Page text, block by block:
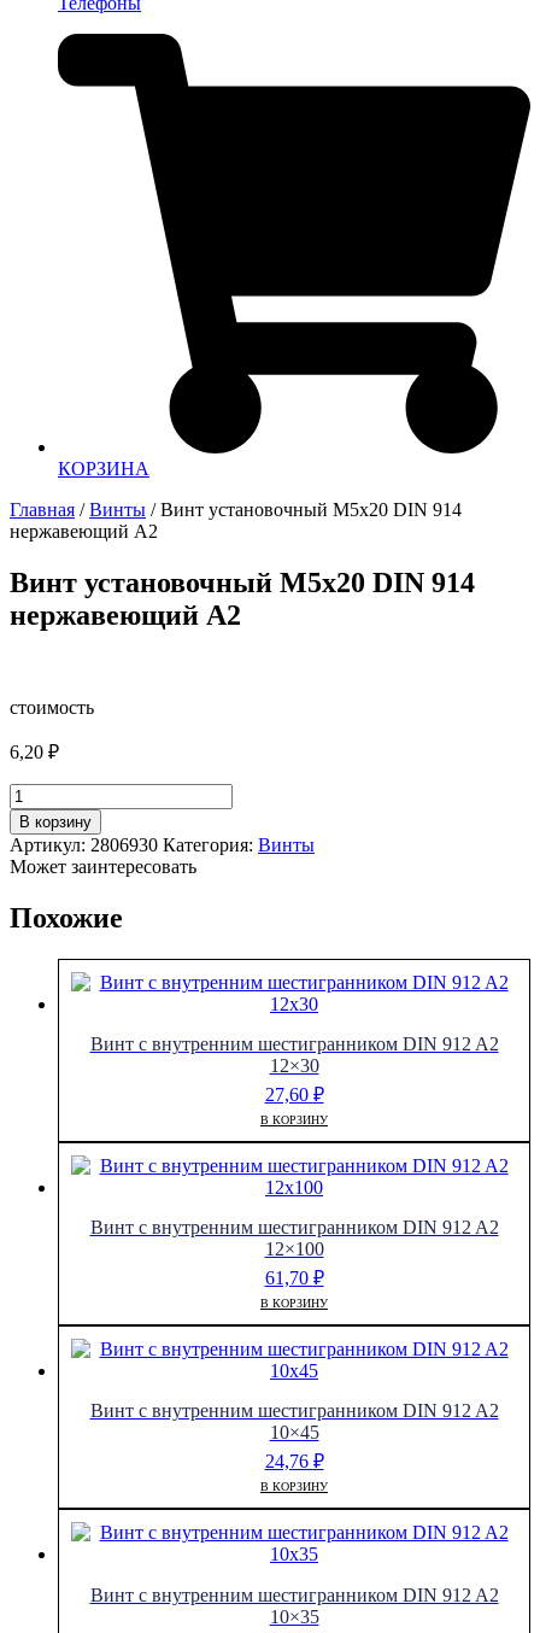
КОРЗИНА
Главная /Винты / Винт установочный М5х20 DIN 914
нержавеющий А2
Винт установочный М5х20 DIN 914
нержавеющий А2
стоимость
6,20 ₽
Количество
товара
Винт
установочный
М5х20
914
В корзину
Артикул: 2806930 Категория: Винты
Может заинтересовать
Похожие
Винт с внутренним шестигранником DIN 912 A2
12×30
27,60 ₽
В КОРЗИНУ
Винт с внутренним шестигранником DIN 912 A2
12×100
61,70 ₽
В КОРЗИНУ
Винт с внутренним шестигранником DIN 912 A2
10×45
24,76 ₽
В КОРЗИНУ
Винт с внутренним шестигранником DIN 912 A2
10×35